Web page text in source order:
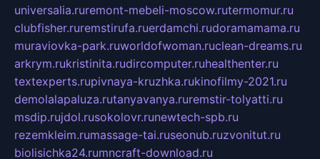
universalia.ruremont-mebeli-moscow.rutermomur.ru
clubfisher.ruremstirufa.ruerdamchi.rudoramamama.ru
muraviovka-park.ruworldofwoman.ruclean-dreams.ru
arkrym.rukristinita.rudircomputer.ruhealthenter.ru
textexperts.rupivnaya-kruzhka.rukinofilmy-2021.ru
demolalapaluza.rutanyavanya.ruremstir-tolyatti.ru
msdip.rujdol.rusokolovr.runewtech-spb.ru
rezemkleim.rumassage-tai.ruseonub.ruzvonitut.ru
biolisichka24.rumncraft-download.ru